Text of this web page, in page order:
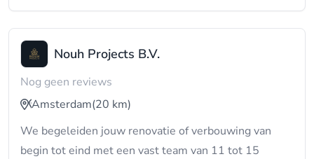
Nouh Projects B.V.
Nog geen reviews
Amsterdam(20 km)
We begeleiden jouw renovatie of verbouwing van
begin tot eind met een vast team van 11 tot 15